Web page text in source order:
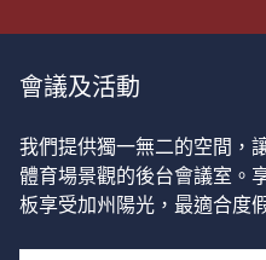
會議及活動
我們提供獨一無二的空間，
體育場景觀的後台會議室。
板享受加州陽光，最適合度